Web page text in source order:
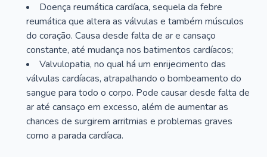
Doença reumática cardíaca, sequela da febre
reumática que altera as válvulas e também músculos
do coração. Causa desde falta de ar e cansaço
constante, até mudança nos batimentos cardíacos;
Valvulopatia, no qual há um enrijecimento das
válvulas cardíacas, atrapalhando o bombeamento do
sangue para todo o corpo. Pode causar desde falta de
ar até cansaço em excesso, além de aumentar as
chances de surgirem arritmias e problemas graves
como a parada cardíaca.